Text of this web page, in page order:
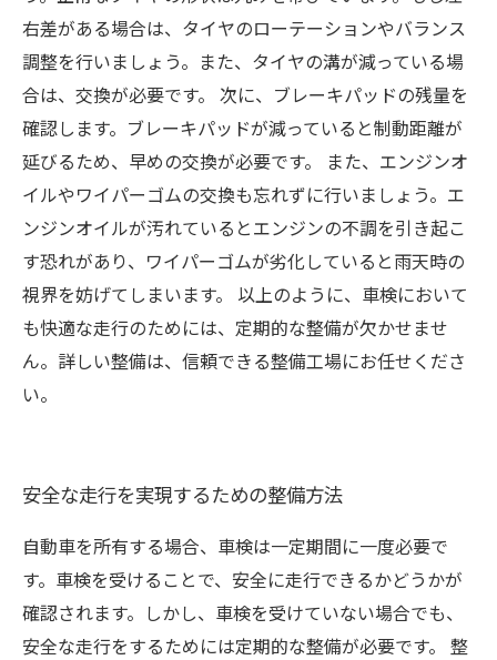
右差がある場合は、タイヤのローテーションやバランス
調整を行いましょう。また、タイヤの溝が減っている場
合は、交換が必要です。 次に、ブレーキパッドの残量を
確認します。ブレーキパッドが減っていると制動距離が
延びるため、早めの交換が必要です。 また、エンジンオ
イルやワイパーゴムの交換も忘れずに行いましょう。エ
ンジンオイルが汚れているとエンジンの不調を引き起こ
す恐れがあり、ワイパーゴムが劣化していると雨天時の
視界を妨げてしまいます。 以上のように、車検において
も快適な走行のためには、定期的な整備が欠かせませ
ん。詳しい整備は、信頼できる整備工場にお任せくださ
い。
安全な走行を実現するための整備方法
自動車を所有する場合、車検は一定期間に一度必要で
す。車検を受けることで、安全に走行できるかどうかが
確認されます。しかし、車検を受けていない場合でも、
安全な走行をするためには定期的な整備が必要です。 整